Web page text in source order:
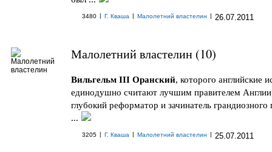
3480 | Г. Кваша | Малолетний властелин | 26.07.2011
Малолетний властелин (10)
Вильгельм III Оранский, которого английские
единодушно считают лучшим правителем
глубокий реформатор и зачинатель грандиозного
...
3205 | Г. Кваша | Малолетний властелин | 25.07.2011